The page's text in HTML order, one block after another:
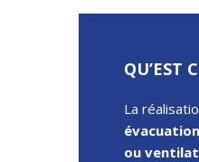
QU’EST
La
ou